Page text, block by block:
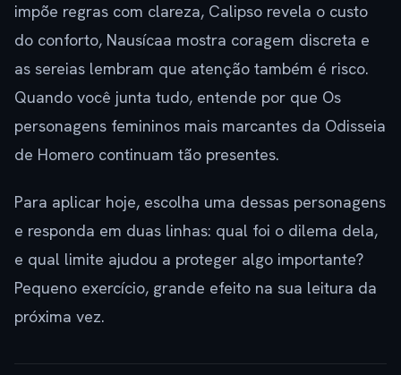
impõe regras com clareza, Calipso revela o custo
do conforto, Nausícaa mostra coragem discreta e
as sereias lembram que atenção também é risco.
Quando você junta tudo, entende por que Os
personagens femininos mais marcantes da Odisseia
de Homero continuam tão presentes.
Para aplicar hoje, escolha uma dessas personagens
e responda em duas linhas: qual foi o dilema dela,
e qual limite ajudou a proteger algo importante?
Pequeno exercício, grande efeito na sua leitura da
próxima vez.